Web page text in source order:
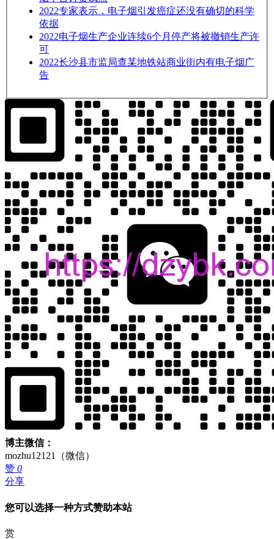
2022专家表示，电子烟引发癌症还没有确切的科学
依据
2022电子烟生产企业连续6个月停产将被撤销生产许
可
2022长沙县市监局查某地铁站商业街内有电子烟广
告
博主微信：
mozhu12121（微信）
赞 0
分享
您可以选择一种方式赞助本站
赏